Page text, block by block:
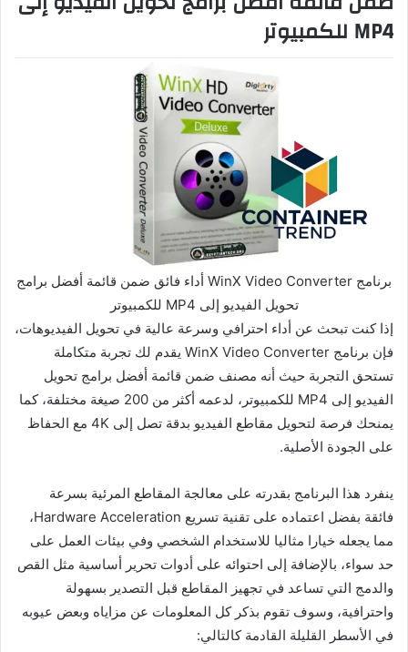
MP4 للكمبيوتر
برنامج WinX Video Converter أداء فائق ضمن قائمة أفضل برامج
تحويل الفيديو إلى MP4 للكمبيوتر
إذا كنت تبحث عن أداء احترافي وسرعة عالية في تحويل الفيديوهات،
فإن برنامج WinX Video Converter يقدم لك تجربة متكاملة
تستحق التجربة حيث أنه مصنف ضمن قائمة أفضل برامج تحويل
الفيديو إلى MP4 للكمبيوتر، لدعمه أكثر من 200 صيغة مختلفة، كما
يمنحك فرصة لتحويل مقاطع الفيديو بدقة تصل إلى 4K مع الحفاظ
على الجودة الأصلية.
ينفرد هذا البرنامج بقدرته على معالجة المقاطع المرئية بسرعة
فائقة بفضل اعتماده على تقنية تسريع Hardware Acceleration،
مما يجعله خيارا مثاليا للاستخدام الشخصي وفي بيئات العمل على
حد سواء، بالإضافة إلى احتوائه على أدوات تحرير أساسية مثل القص
والدمج التي تساعد في تجهيز المقاطع قبل التصدير بسهولة
واحترافية، وسوف تقوم بذكر كل المعلومات عن مزاياه وبعض عيوبه
في الأسطر القليلة القادمة كالتالي: